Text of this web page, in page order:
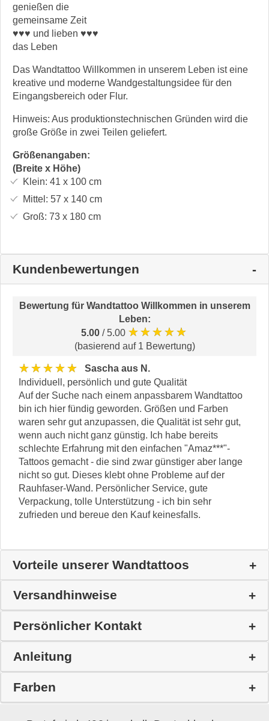
genießen die
gemeinsame Zeit
♥♥♥ und lieben ♥♥♥
das Leben
Das Wandtattoo Willkommen in unserem Leben ist eine
kreative und moderne Wandgestaltungsidee für den
Eingangsbereich oder Flur.
Hinweis: Aus produktionstechnischen Gründen wird die
große Größe in zwei Teilen geliefert.
Größenangaben:
(Breite x Höhe)
Klein: 41 x 100cm
Mittel: 57 x 140cm
Groß: 73 x 180cm
Kundenbewertungen
Bewertung für Wandtattoo Willkommen in unserem
Leben:
5.00 / 5.00 ★★★★★
(basierend auf 1 Bewertung)
★★★★★
Sascha aus N.
Individuell, persönlich und gute Qualität
Auf der Suche nach einem anpassbarem Wandtattoo
bin ich hier fündig geworden. Größen und Farben
waren sehr gut anzupassen, die Qualität ist sehr gut,
wenn auch nicht ganz günstig. Ich habe bereits
schlechte Erfahrung mit den einfachen "Amaz***"-
Tattoos gemacht - die sind zwar günstiger aber lange
nicht so gut. Dieses klebt ohne Probleme auf der
Rauhfaser-Wand. Persönlicher Service, gute
Verpackung, tolle Unterstützung - ich bin sehr
zufrieden und bereue den Kauf keinesfalls.
Vorteile unserer Wandtattoos
Versandhinweise
Persönlicher Kontakt
Anleitung
Farben